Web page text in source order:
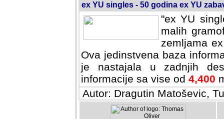
ex YU singles - 50 godina ex YU
"ex YU
malih
zemljama
Ova jedinstvena baza
je nastajala u zadnjih
informacije sa vise od 4,400
Autor: Dragutin Matoševic,